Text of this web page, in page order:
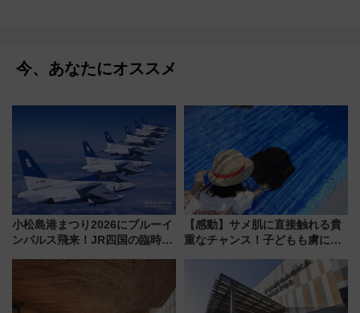
今、あなたにオススメ
小松島港まつり2026にブルーイ
ンパルス飛来！JR四国の臨時ダ
【感動】サメ肌に直接触れる貴
重なチャンス！子どもも虜にな
メのタッチングプール」【夏休
み限定企画】